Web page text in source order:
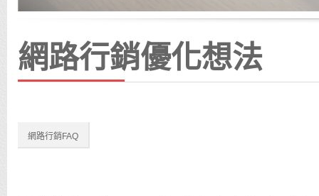
網路行銷優化想法
網路行銷FAQ